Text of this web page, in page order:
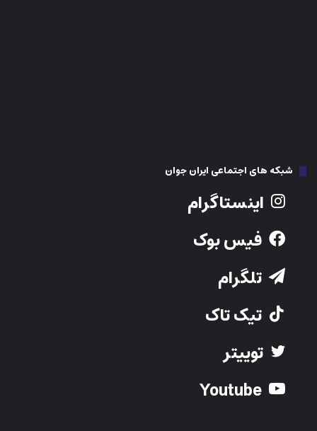
شبکه های اجتماعی ایران جوان
اینستاگرام
فیس بوک
تلگرام
تیک تاک
توییتر